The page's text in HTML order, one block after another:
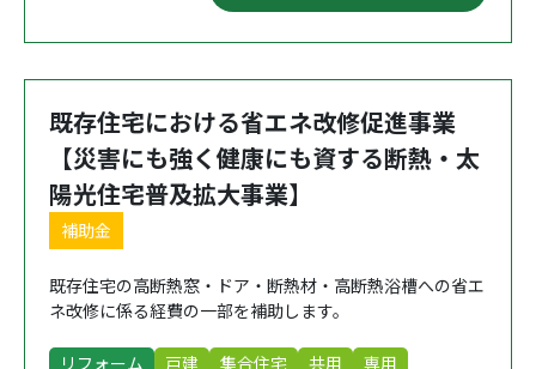
既存住宅における省エネ改修促進事業
【災害にも強く健康にも資する断熱・太
陽光住宅普及拡大事業】
補助金
既存住宅の高断熱窓・ドア・断熱材・高断熱浴槽への省エ
ネ改修に係る経費の一部を補助します。
リフォーム 戸建 集合住宅 共用
専用